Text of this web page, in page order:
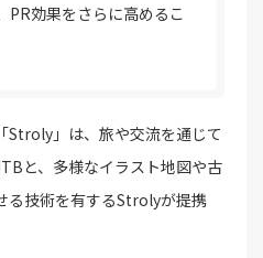
PR効果をさらに高めるこ
Stroly」は、旅や交流を通じて
と、多様なイラスト地図や古
る技術を有するStrolyが提携